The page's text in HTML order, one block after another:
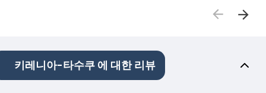
키레니아-타수쿠 에 대한 리뷰